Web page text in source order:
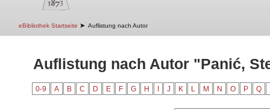
eBibliothek Startseite ➤ Auflistung nach Autor
Auflistung nach Autor "Panić,
0-9 A B C D E F G H J K L M N O P Q